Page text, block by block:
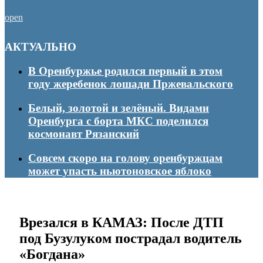
open
АКТУАЛЬНО
В Оренбуржье родился первый в этом
году жеребенок лошади Пржевальского
Белый, золотой и зелёный. Видами
Оренбурга с борта МКС поделился
космонавт Рязанский
Совсем скоро на голову оренбуржцам
может упасть ньютоновское яблоко
Врезался в КАМАЗ: После ДТП
под Бузулуком пострадал водитель
«Богдана»